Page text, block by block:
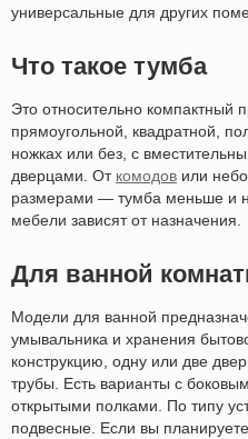
универсальные для других
Что такое тумба
Это относительно компактный
прямоугольной, квадратной,
ножках или без, с
дверцами. От комодов или
размерами — тумба меньше и
мебели зависят от назначения.
Для ванной
Модели для ванной
умывальника и хранения
конструкцию, одну или две
трубы. Есть варианты с
открытыми полками. По типу
подвесные. Если вы